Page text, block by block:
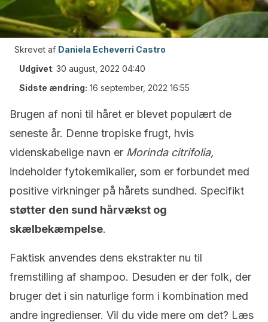
Skrevet af Daniela Echeverri Castro
Udgivet: 30 august, 2022 04:40
Sidste ændring: 16 september, 2022 16:55
Brugen af noni til håret er blevet populært de
seneste år. Denne tropiske frugt, hvis
videnskabelige navn er Morinda citrifolia,
indeholder fytokemikalier, som er forbundet med
positive virkninger på hårets sundhed. Specifikt
støtter den sund hårvækst og
skælbekæmpelse.
Faktisk anvendes dens ekstrakter nu til
fremstilling af shampoo. Desuden er der folk, der
bruger det i sin naturlige form i kombination med
andre ingredienser. Vil du vide mere om det? Læs